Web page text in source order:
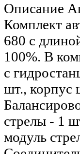
Описание
Комплект
680 с
100%. В
с
шт., корпус
стрелы - 1
модуль